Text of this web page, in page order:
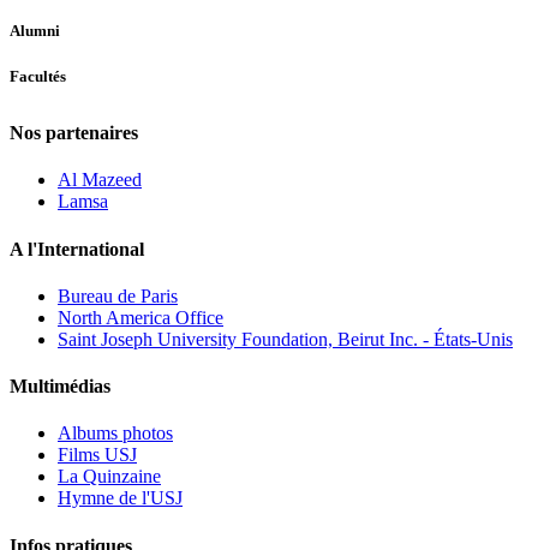
Alumni
Facultés
Nos partenaires
Al Mazeed
Lamsa
A l'International
Bureau de Paris
North America Office
Saint Joseph University Foundation, Beirut Inc. - États-Unis
Multimédias
Albums photos
Films USJ
La Quinzaine
Hymne de l'USJ
Infos pratiques